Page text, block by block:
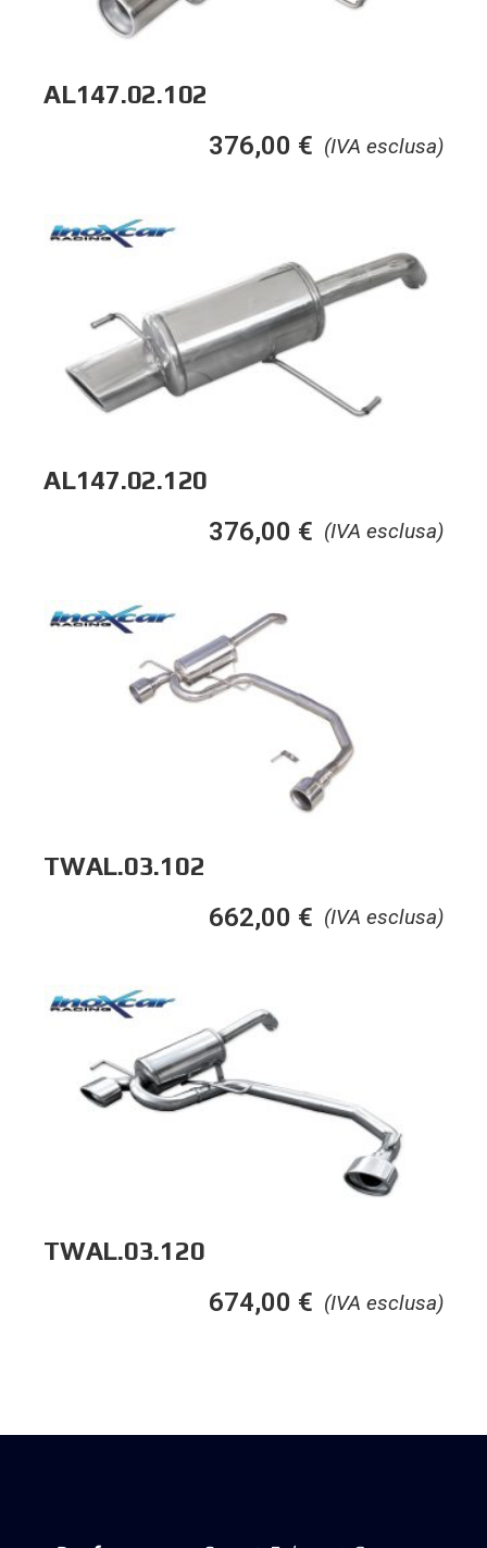
AL147.02.102
(IVA esclusa)
376,00 €
AL147.02.120
(IVA esclusa)
376,00 €
TWAL.03.102
(IVA esclusa)
662,00 €
TWAL.03.120
(IVA esclusa)
674,00 €